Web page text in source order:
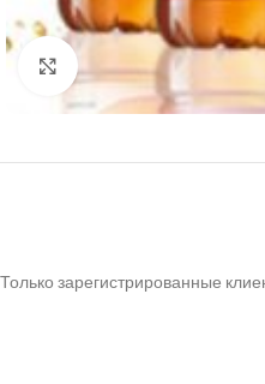
Нажмите, чтобы
Только зарегистрированные